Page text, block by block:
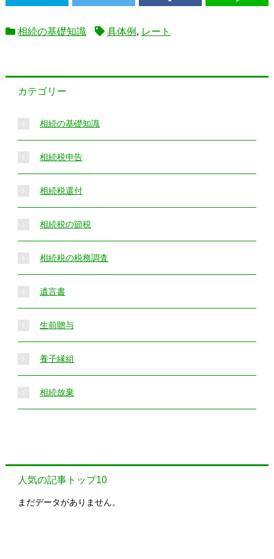
相続の基礎知識 具体例 , レート
カテゴリー
相続の基礎知識
相続税申告
相続税還付
相続税の節税
相続税の税務調査
遺言書
生前贈与
養子縁組
相続放棄
人気の記事トップ10
まだデータがありません。